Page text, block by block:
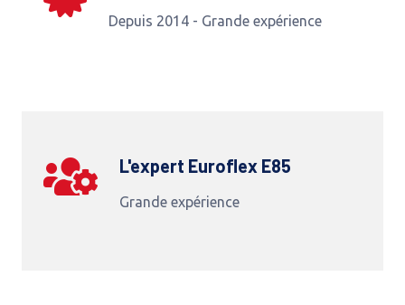
Depuis 2014 - Grande expérience
L'expert Euroflex E85
Grande expérience